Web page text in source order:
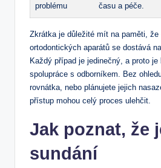
problému času a péče.
Zkrátka je důležité mít na paměti, že
ortodontických aparátů se dostává
Každý případ je jedinečný, a proto
spolupráce s odborníkem. Bez
rovnátka, nebo plánujete jejich
přístup mohou celý proces ulehčit.
Jak poznat, že
sundání